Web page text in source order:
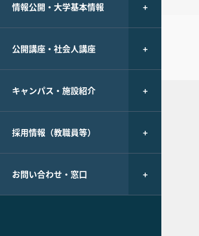
情報公開・大学基本情報
公開講座・社会人講座
キャンパス・施設紹介
採用情報（教職員等）
お問い合わせ・窓口